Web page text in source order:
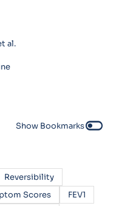
al.
Show Bookmarkstoggle_off
Reversibility
Scores
FEV1